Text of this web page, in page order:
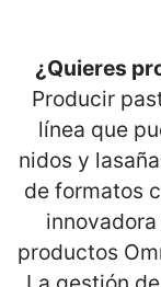
¿Quieres
Producir
línea que
nidos y
de formatos
productos